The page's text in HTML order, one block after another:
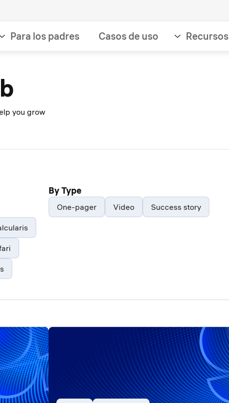
Para los padres Casos de uso Recursos
you grow
By Type
One-pager Video Success story